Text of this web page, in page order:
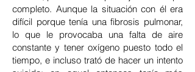
completo. Aunque la situación con él era
difícil porque tenía una fibrosis pulmonar,
lo que le provocaba una falta de aire
constante y tener oxígeno puesto todo el
tiempo, e incluso trató de hacer un intento